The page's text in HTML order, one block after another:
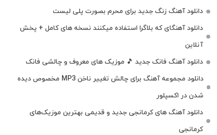
دانلود آهنگ زنگ جدید برای محرم بصورت پلی لیست
دانلود آهنگای که بلاگرا استفاده میکنند نسخه های کامل + پخش
آنلاین
دانلود آهنگ فانک جدید 🎵 موزیک‌ های معروف و چالشی فانک
دانلود مجموعه آهنگ برای چالش تغییر ناخن MP3 مخصوص دیده
شدن در اکسپلور
دانلود آهنگ‌ های کرمانجی جدید و قدیمی بهترین موزیک‌های
کرمانجی